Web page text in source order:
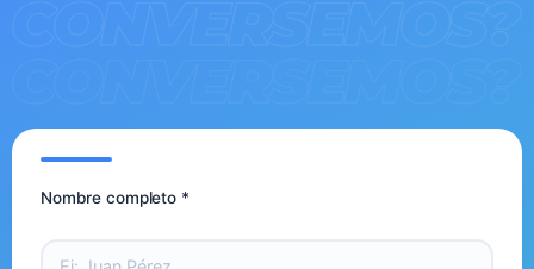
Nombre completo *